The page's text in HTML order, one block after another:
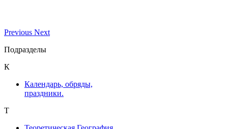
Previous Next
Подразделы
К
Календарь, обряды,
праздники.
Т